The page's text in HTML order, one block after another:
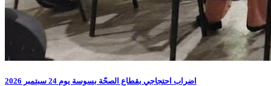
اضراب احتجاجي بقطاع الصحّة بسوسة يوم 24 سبتمبر 2026